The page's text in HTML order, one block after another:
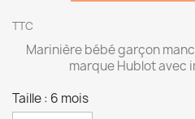
TTC
Marinière bébé garçon
marque Hublot avec
Taille : 6 mois